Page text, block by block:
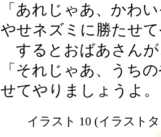
「あれじゃあ、かわ
やせネズミに勝たせ
するとおばあさん
「それじゃあ、うち
せてやりましょうよ
イラスト 10 (イラスト